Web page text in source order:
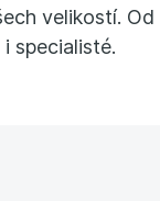
velikostí.
specialisté.